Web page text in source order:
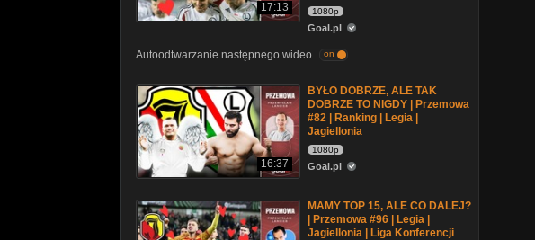
17:13 1080p
Goal.pl
Autoodtwarzanie następnego wideo on
16:37
BYŁO DOBRZE, ALE TAK
DOBRZE TO NIGDY | Przemowa
#82 | Ranking | Legia |
Jagiellonia
1080p
Goal.pl
MAMY TOP 15, ALE CO DALEJ?
| Przemowa #96 | Legia |
Jagiellonia | Liga Konferencji